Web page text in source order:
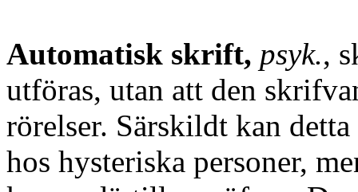
Automatisk skrift, psyk.,
utföras, utan att den
rörelser. Särskildt kan
hos hysteriska personer,